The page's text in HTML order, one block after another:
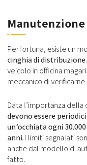
Per fortuna, esiste un
cinghia di distribuzione
veicolo in officina
meccanico di
Data l’importanza della
devono essere
un’occhiata ogni
anni. I limiti segnalati
anche dal modello di
fatto.